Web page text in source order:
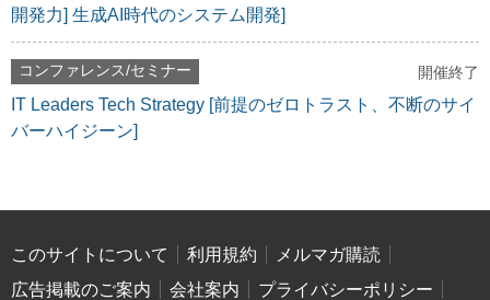
開発力] 生成AI時代のシステム開発]
コンファレンス/セミナー 開催終了
IT Leaders Tech Strategy [前提のゼロトラスト、不断のサイ
バーハイジーン]
このサイトについて 利用規約
メルマガ購読
広告掲載のご案内
会社案内
プライバシーポリシー